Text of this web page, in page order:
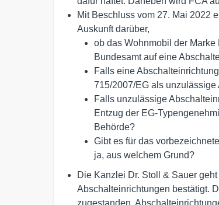
Mit Beschluss vom 27. Mai 2022
Auskunft darüber,
ob das Wohnmobil der
Bundesamt auf eine
Falls eine
715/2007/EG als
Falls unzulässige
Entzug der EG-
Behörde?
Gibt es für das
ja, aus welchem Grund?
Die Kanzlei Dr. Stoll & Sauer
Abschalteinrichtungen bestätigt.
zugestanden,